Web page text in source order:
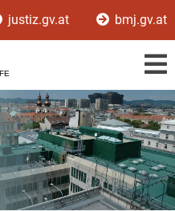
justiz.gv.at bmj.gv.at